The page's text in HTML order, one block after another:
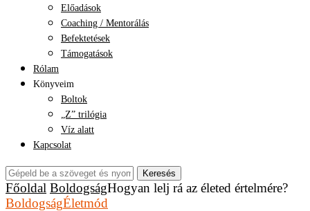
Előadások
Coaching / Mentorálás
Befektetések
Támogatások
Rólam
Könyveim
Boltok
„Z” trilógia
Víz alatt
Kapcsolat
Keresés
Főoldal BoldogságHogyan lelj rá az életed értelmére?
BoldogságÉletmód